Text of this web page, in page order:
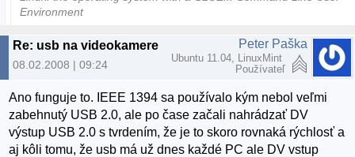
Environment
Re: usb na videokamere
08.02.2008 | 09:24
Peter Paška
Ubuntu 11.04, LinuxMint
Používateľ
Ano funguje to. IEEE 1394 sa používalo kým nebol veľmi
zabehnutý USB 2.0, ale po čase začali nahrádzať DV
výstup USB 2.0 s tvrdením, že je to skoro rovnaká rýchlosť a
aj kôli tomu, že usb má už dnes každé PC ale DV vstup